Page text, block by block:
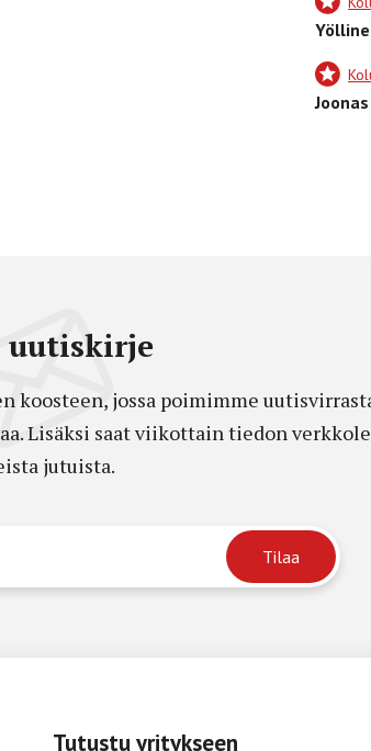
uutiskirje
koosteen, jossa poimimme
Lisäksi saat viikottain tiedon
jutuista.
Tutustu yritykseen